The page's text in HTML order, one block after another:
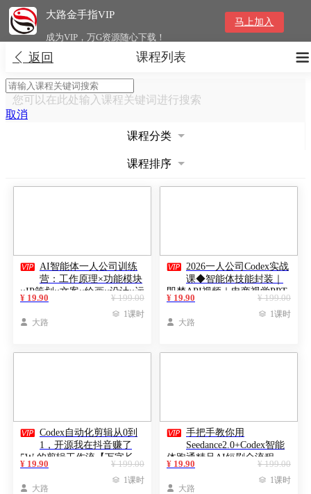
大路金手指VIP
成为VIP，万G资源随心下载！
马上加入
 返回 
课程列表
您可以在此处输入课程关键词进行搜索
取消
课程分类
课程排序
 AI智能体一人公司训练
营：工作原理×功能模块
×IP策划×文案×绘画×设计×运
营×算法×直播×Codex一站式
教学
¥ 199.00
¥ 19.90
 大路
 1课时
 2026一人公司Codex实战
课◆智能体技能封装｜
即梦API视频｜电商视觉PPT
自动化全套实操教学
¥ 199.00
¥ 19.90
 大路
 1课时
 Codex自动化剪辑从0到
1，开源我在抖音赚了
5W 的剪辑工作流【万字长
文】
¥ 199.00
¥ 19.90
 大路
 1课时
 手把手教你用
Seedance2.0+Codex智能
体跑通精品AI短剧全流程
（附3种skill技能）
¥ 199.00
¥ 19.90
 大路
 1课时